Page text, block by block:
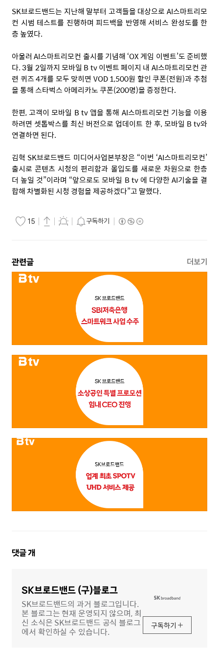
SK브로드밴드는 지난해 말부터 고객들을 대상으로 AI스마트리모
컨 시범 테스트를 진행하며 피드백을 반영해 서비스 완성도를 한
층 높였다.
아울러 AI스마트리모컨 출시를 기념해 ‘OX 게임 이벤트’도 준비했
다. 3월 2일까지 모바일 B tv 이벤트 페이지 내 AI스마트리모컨 관
련 퀴즈 4개를 모두 맞히면 VOD 1,500원 할인 쿠폰(전원)과 추첨
을 통해 스타벅스 아메리카노 쿠폰(200명)을 증정한다.
한편, 고객이 모바일 B tv 앱을 통해 AI스마트리모컨 기능을 이용
하려면 셋톱박스를 최신 버전으로 업데이트 한 후, 모바일 B tv와
연결하면 된다.
김혁 SK브로드밴드 미디어사업본부장은 “이번 ‘AI스마트리모컨’
출시로 콘텐츠 시청의 편리함과 몰입도를 새로운 차원으로 한층
더 높일 것”이라며 “앞으로도 모바일 B tv 에 다양한 AI기술을 결
합해 차별화된 시청 경험을 제공하겠다”고 말했다.
15 구독하기
관련글 더보기
댓
댓글개
SK브로드밴드 (구)블로그
SK브로드밴드의 과거 블로그입니다.
본 블로그는 현재 운영되지 않으며, 최
신 소식은 SK브로드밴드 공식 블로그
에서 확인하실 수 있습니다.
구독하기